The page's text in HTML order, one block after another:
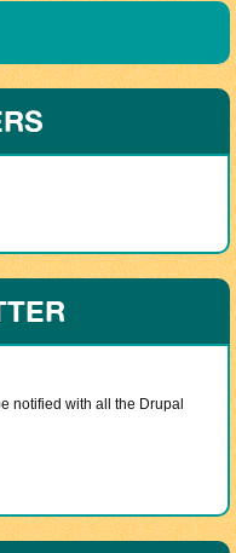
notified with all the Drupal